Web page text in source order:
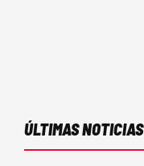
ÚLTIMAS NOTICIAS